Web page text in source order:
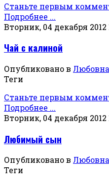
Станьте первым
Подробнее ...
Вторник, 04 декабря 2012
Чай с калиной
Опубликовано в
Теги
Станьте первым
Подробнее ...
Вторник, 04 декабря 2012
Любимый сын
Опубликовано в
Теги